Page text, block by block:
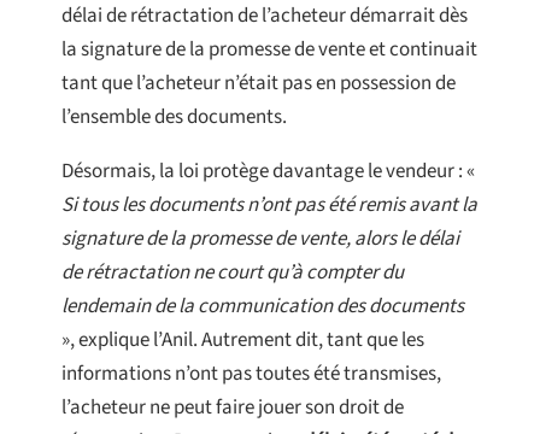
délai de rétractation de l’acheteur démarrait dès
la signature de la promesse de vente et continuait
tant que l’acheteur n’était pas en possession de
l’ensemble des documents.
Désormais, la loi protège davantage le vendeur : «
Si tous les documents n’ont pas été remis avant la
signature de la promesse de vente, alors le délai
de rétractation ne court qu’à compter du
lendemain de la communication des documents
», explique l’Anil. Autrement dit, tant que les
informations n’ont pas toutes été transmises,
l’acheteur ne peut faire jouer son droit de